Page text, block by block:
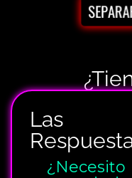
Las
¿Necesito